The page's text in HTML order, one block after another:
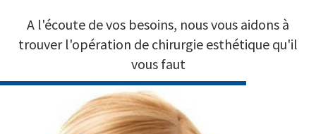
A l'écoute de vos besoins, nous vous aidons à
trouver l'opération de chirurgie esthétique qu'il
vous faut